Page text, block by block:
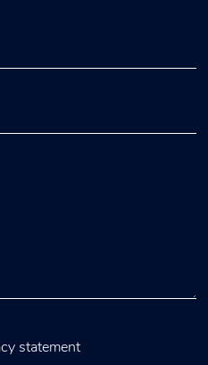
statement